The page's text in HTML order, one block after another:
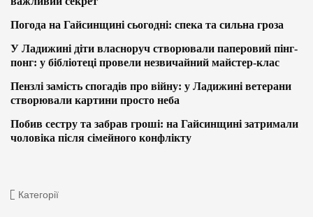
Погода на Гайсинщині сьогодні: спека та сильна гроза
У Ладижині діти власноруч створювали паперовий пінг-
понг: у бібліотеці провели незвичайний майстер-клас
Пензлі замість спогадів про війну: у Ладижині ветерани
створювали картини просто неба
Побив сестру та забрав гроші: на Гайсинщині затримали
чоловіка після сімейного конфлікту
Категорії